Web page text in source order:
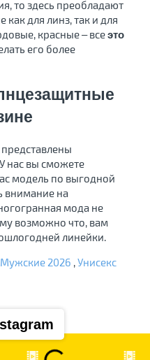
то здесь преобладают
как для линз, так и для
красные – всеэто
его более
нас вы сможете
модель по выгодной
внимание на
мода не
возможно что, вам
линейки.
Мужские 2026 ,Унисекс